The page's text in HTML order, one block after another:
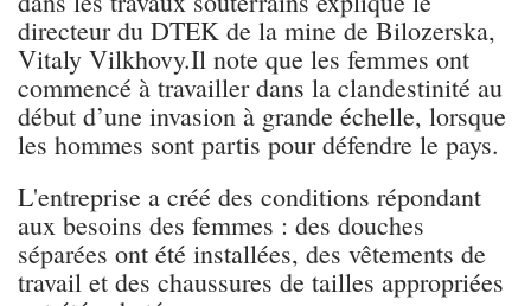
directeur du DTEK de la mine de Bilozerska,
Vitaly Vilkhovy.Il note que les femmes ont
commencé à travailler dans la clandestinité au
début d’une invasion à grande échelle, lorsque
les hommes sont partis pour défendre le pays.
L'entreprise a créé des conditions répondant
aux besoins des femmes : des douches
séparées ont été installées, des vêtements de
travail et des chaussures de tailles appropriées